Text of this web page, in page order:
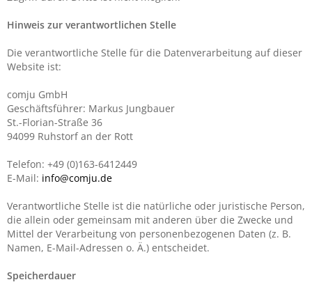
Hinweis zur verantwortlichen Stelle
Die verantwortliche Stelle für die Datenverarbeitung auf dieser
Website ist:
comju GmbH
Geschäftsführer: Markus Jungbauer
St.-Florian-Straße 36
94099 Ruhstorf an der Rott
Telefon: +49 (0)163-6412449
E-Mail: info@comju.de
Verantwortliche Stelle ist die natürliche oder juristische Person,
die allein oder gemeinsam mit anderen über die Zwecke und
Mittel der Verarbeitung von personenbezogenen Daten (z. B.
Namen, E-Mail-Adressen o. Ä.) entscheidet.
Speicherdauer